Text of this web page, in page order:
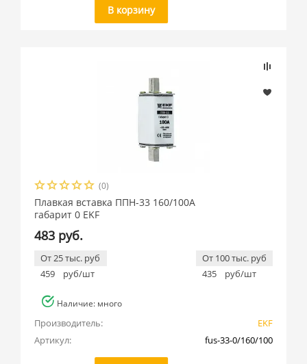
В корзину
(0)
Плавкая вставка ППН-33 160/100А
габарит 0 EKF
483 руб.
От 25 тыс. руб
459
руб/шт
От 100 тыс. руб
435
руб/шт
Наличие: много
Производитель:
EKF
Артикул:
fus-33-0/160/100